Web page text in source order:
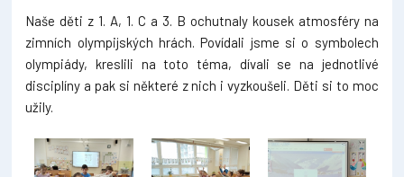
Naše děti z 1. A, 1. C a 3. B ochutnaly kousek atmosféry na
zimních olympijských hrách. Povídali jsme si o symbolech
olympiády, kreslili na toto téma, dívali se na jednotlivé
disciplíny a pak si některé z nich i vyzkoušeli. Děti si to moc
užily.